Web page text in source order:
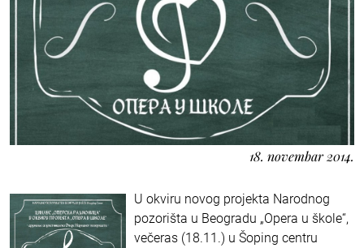
18. novembar 2014.
U okviru novog projekta Narodnog
pozorišta u Beogradu „Opera u škole“,
večeras (18.11.) u Šoping centru